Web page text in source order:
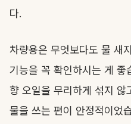
다.
차량용은 무엇보다도 물 새
기능을 꼭 확인하시는 게 좋
향 오일을 무리하게 섞지
물을 쓰는 편이 안정적이었